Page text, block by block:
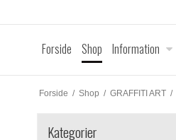
Forside Shop Information
Forside / Shop / GRAFFITI ART /
Kategorier